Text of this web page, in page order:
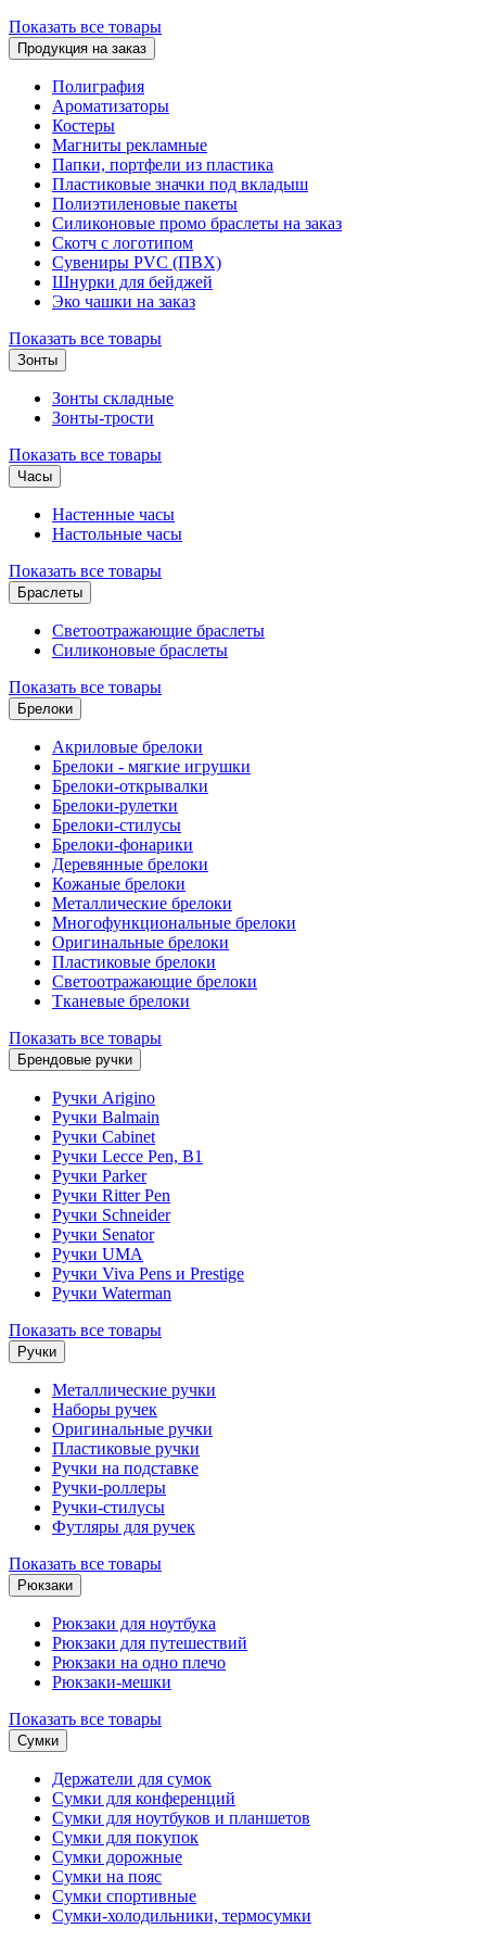
Показать все товары
Продукция на заказ
Полиграфия
Ароматизаторы
Костеры
Магниты рекламные
Папки, портфели из пластика
Пластиковые значки под вкладыш
Полиэтиленовые пакеты
Силиконовые промо браслеты на заказ
Скотч с логотипом
Сувениры PVC (ПВХ)
Шнурки для бейджей
Эко чашки на заказ
Показать все товары
Зонты
Зонты складные
Зонты-трости
Показать все товары
Часы
Настенные часы
Настольные часы
Показать все товары
Браслеты
Светоотражающие браслеты
Силиконовые браслеты
Показать все товары
Брелоки
Акриловые брелоки
Брелоки - мягкие игрушки
Брелоки-открывалки
Брелоки-рулетки
Брелоки-стилусы
Брелоки-фонарики
Деревянные брелоки
Кожаные брелоки
Металлические брелоки
Многофункциональные брелоки
Оригинальные брелоки
Пластиковые брелоки
Светоотражающие брелоки
Тканевые брелоки
Показать все товары
Брендовые ручки
Ручки Arigino
Ручки Balmain
Ручки Cabinet
Ручки Lecce Pen, B1
Ручки Parker
Ручки Ritter Pen
Ручки Schneider
Ручки Senator
Ручки UMA
Ручки Viva Pens и Prestige
Ручки Waterman
Показать все товары
Ручки
Металлические ручки
Наборы ручек
Оригинальные ручки
Пластиковые ручки
Ручки на подставке
Ручки-роллеры
Ручки-стилусы
Футляры для ручек
Показать все товары
Рюкзаки
Рюкзаки для ноутбука
Рюкзаки для путешествий
Рюкзаки на одно плечо
Рюкзаки-мешки
Показать все товары
Сумки
Держатели для сумок
Сумки для конференций
Сумки для ноутбуков и планшетов
Сумки для покупок
Сумки дорожные
Сумки на пояс
Сумки спортивные
Сумки-холодильники, термосумки